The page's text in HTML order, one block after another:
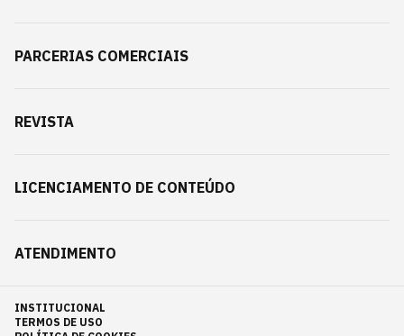
PARCERIAS COMERCIAIS
REVISTA
LICENCIAMENTO DE CONTEÚDO
ATENDIMENTO
INSTITUCIONAL
TERMOS DE USO